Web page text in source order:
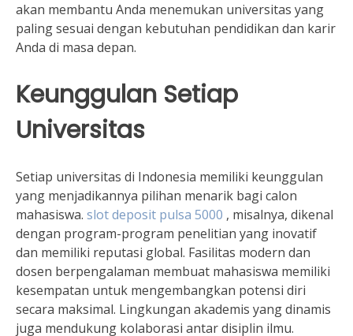
akan membantu Anda menemukan universitas yang
paling sesuai dengan kebutuhan pendidikan dan karir
Anda di masa depan.
Keunggulan Setiap
Universitas
Setiap universitas di Indonesia memiliki keunggulan
yang menjadikannya pilihan menarik bagi calon
mahasiswa. slot deposit pulsa 5000 , misalnya, dikenal
dengan program-program penelitian yang inovatif
dan memiliki reputasi global. Fasilitas modern dan
dosen berpengalaman membuat mahasiswa memiliki
kesempatan untuk mengembangkan potensi diri
secara maksimal. Lingkungan akademis yang dinamis
juga mendukung kolaborasi antar disiplin ilmu.